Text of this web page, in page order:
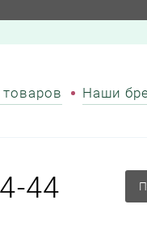
Наши
44